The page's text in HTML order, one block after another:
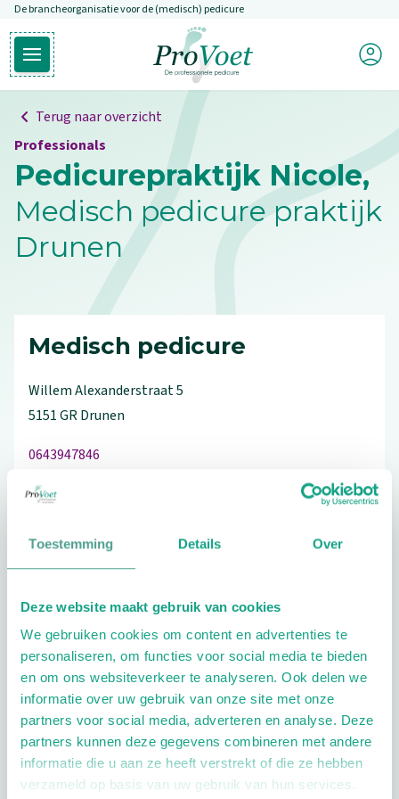
Toestemming Details Over
Deze website maakt gebruik van cookies
We gebruiken cookies om content en advertenties te
personaliseren, om functies voor social media te bieden
en om ons websiteverkeer te analyseren. Ook delen we
informatie over uw gebruik van onze site met onze
partners voor social media, adverteren en analyse. Deze
partners kunnen deze gegevens combineren met andere
informatie die u aan ze heeft verstrekt of die ze hebben
verzameld op basis van uw gebruik van hun services.
Overslaan en naar de inhoud gaan
De brancheorganisatie voor de (medisch) pedicure
Open hoofdmenu
Ga naar de homepagina
Mijn
Terug naar overzicht
Professionals
Pedicurepraktijk Nicole,
Medisch pedicure praktijk
Drunen
Medisch pedicure
Willem Alexanderstraat5
5151 GRDrunen
0643947846
Schrijf ook een review
Extra opties